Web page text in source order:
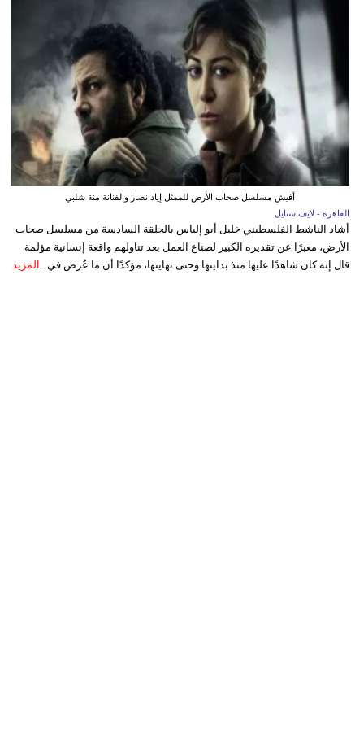
أفيش مسلسل صحاب الأرض للممثل إياد نصار والفنانة منة شلبي
القاهرة - لايف ستايل
أشاد الناشط الفلسطيني خليل أبو إلياس بالحلقة السادسة من مسلسل صحاب
الأرض، معبرًا عن تقديره الكبير لصناع العمل بعد تناولهم واقعة إنسانية مؤلمة
قال إنه كان شاهدًا عليها منذ بدايتها وحتى نهايتها، مؤكدًا أن ما عُرض في... المزيد